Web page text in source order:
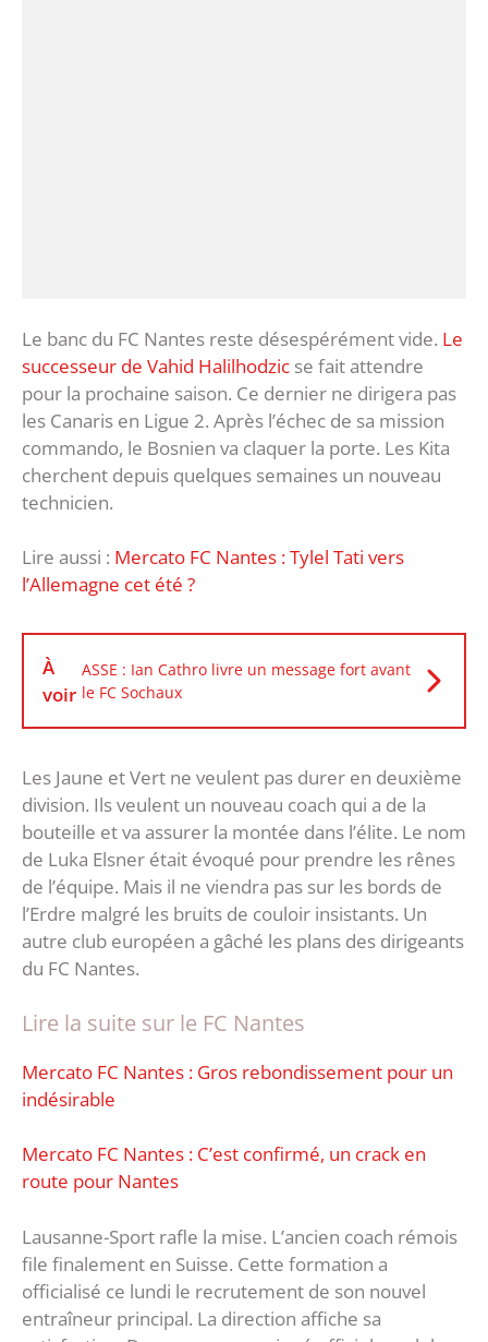
Le banc du FC Nantes reste désespérément vide. Le
successeur de Vahid Halilhodzic se fait attendre
pour la prochaine saison. Ce dernier ne dirigera pas
les Canaris en Ligue 2. Après l’échec de sa mission
commando, le Bosnien va claquer la porte. Les Kita
cherchent depuis quelques semaines un nouveau
technicien.
Lire aussi : Mercato FC Nantes : Tylel Tati vers
l’Allemagne cet été ?
À
voir
ASSE : Ian Cathro livre un message fort avant
le FC Sochaux
Les Jaune et Vert ne veulent pas durer en deuxième
division. Ils veulent un nouveau coach qui a de la
bouteille et va assurer la montée dans l’élite. Le nom
de Luka Elsner était évoqué pour prendre les rênes
de l’équipe. Mais il ne viendra pas sur les bords de
l’Erdre malgré les bruits de couloir insistants. Un
autre club européen a gâché les plans des dirigeants
du FC Nantes.
Lire la suite sur le FC Nantes
Mercato FC Nantes : Gros rebondissement pour un
indésirable
Mercato FC Nantes : C’est confirmé, un crack en
route pour Nantes
Lausanne-Sport rafle la mise. L’ancien coach rémois
file finalement en Suisse. Cette formation a
officialisé ce lundi le recrutement de son nouvel
entraîneur principal. La direction affiche sa